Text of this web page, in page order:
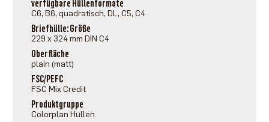
verfügbare Hüllenformate
C6, B6, quadratisch, DL, C5, C4
Briefhülle: Größe
229 x 324 mm DIN C4
Oberfläche
plain (matt)
FSC/PEFC
FSC Mix Credit
Produktgruppe
Colorplan Hüllen